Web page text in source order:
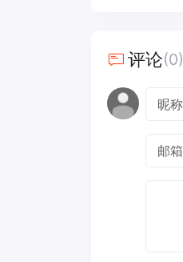
评论(0)